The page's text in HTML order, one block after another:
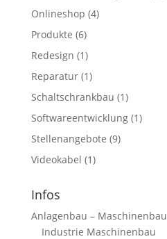
Onlineshop (4)
Produkte (6)
Redesign (1)
Reparatur(1)
Schaltschrankbau (1)
Softwareentwicklung(1)
Stellenangebote (9)
Videokabel (1)
Infos
Anlagenbau – Maschinenbau
Industrie Maschinenbau